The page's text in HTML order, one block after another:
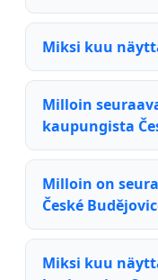
Miksi kuu
Milloin
kaupungista
Milloin on
České
Miksi kuu